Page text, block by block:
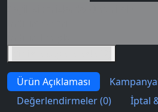
Ürün Açıklaması
Değerlendirmeler (0)
İptal